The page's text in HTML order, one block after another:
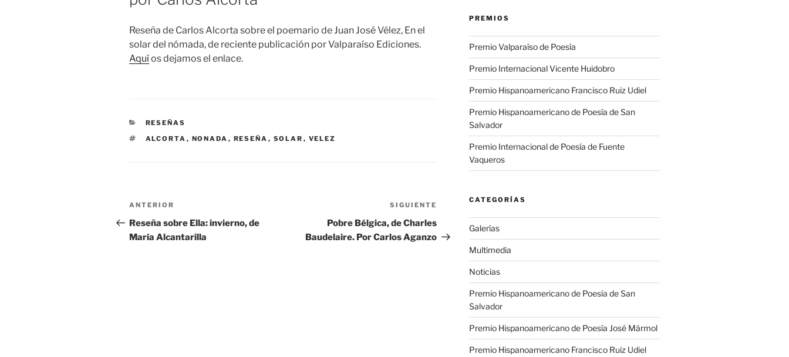
Reseña de Carlos Alcorta sobre el poemario de Juan José Vélez, En el
solar del nómada, de reciente publicación por Valparaíso Ediciones.
Aquíos dejamos el enlace.
CATEGORÍAS
RESEÑAS
ETIQUETAS
ALCORTA , NONADA , RESEÑA , SOLAR , VELEZ
Navegación
de
entradas
Entrada
anterior:
ANTERIOR
Reseña sobre Ella: invierno, de
María Alcantarilla
entrada
SIGUIENTE
Pobre Bélgica, de Charles
Baudelaire. Por Carlos Aganzo
PREMIOS
Premio Valparaíso de Poesía
Premio Internacional Vicente Huidobro
Premio Hispanoamericano Francisco Ruiz Udiel
Premio Hispanoamericano de Poesía de San
Salvador
Premio Internacional de Poesía de Fuente
Vaqueros
CATEGORÍAS
Galerías
Multimedia
Noticias
Premio Hispanoamericano de Poesía de San
Salvador
Premio Hispanoamericano de Poesía José Mármol
Premio Hispanoamericano Francisco Ruiz Udiel